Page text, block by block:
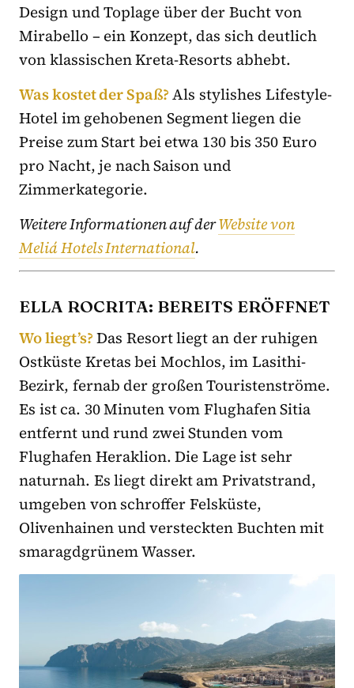
Design und Toplage über der Bucht von
Mirabello – ein Konzept, das sich deutlich
von klassischen Kreta-Resorts abhebt.
Was kostet der Spaß?Als stylishes Lifestyle-
Hotel im gehobenen Segment liegen die
Preise zum Start bei etwa 130 bis 350 Euro
pro Nacht, je nach Saison und
Zimmerkategorie.
Weitere Informationen auf derWebsite von
Meliá Hotels International.
ELLA ROCRITA: BEREITS ERÖFFNET
Wo liegt’s?Das Resort liegt an der ruhigen
Ostküste Kretas bei Mochlos, im Lasithi-
Bezirk, fernab der großen Touristenströme.
Es ist ca. 30 Minuten vom Flughafen Sitia
entfernt und rund zwei Stunden vom
Flughafen Heraklion. Die Lage ist sehr
naturnah. Es liegt direkt am Privatstrand,
umgeben von schroffer Felsküste,
Olivenhainen und versteckten Buchten mit
smaragdgrünem Wasser.